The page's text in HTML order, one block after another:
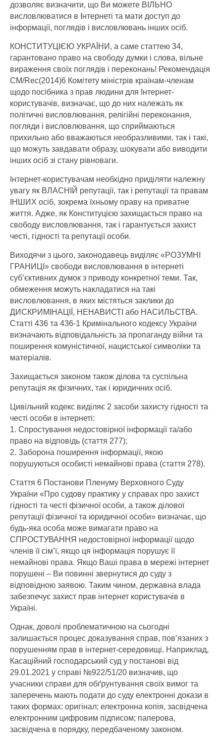
дозволяє визначити, що Ви можете ВІЛЬНО
висловлюватися в Інтернеті та мати доступ до
інформації, поглядів і висловлювань інших осіб.
КОНСТИТУЦІЄЮ УКРАЇНИ, а саме статтею 34,
гарантовано право на свободу думки і слова, вільне
вираження своїх поглядів і переконань! Рекомендація
СМ/Rec(2014)6 Комітету міністрів країнам-членам
щодо посібника з прав людини для Інтернет-
користувачів, визначає, що до них належать як
політичні висловлювання, релігійні переконання,
погляди і висловлювання, що сприймаються
прихильно або вважаються необразливими, так і такі,
що можуть завдавати образу, шокувати або виводити
інших осіб зі стану рівноваги.
Інтернет-користувачам необхідно приділяти належну
увагу як ВЛАСНІЙ репутації, так і репутації та правам
ІНШИХ осіб, зокрема їхньому праву на приватне
життя. Адже, як Конституцією захищається право на
свободу висловлювання, так і гарантується захист
честі, гідності та репутації особи.
Виходячи з цього, законодавець виділяє «РОЗУМНІ
ГРАНИЦІ» свободи висловлювання в інтернеті
суб’єктивних думок з приводу конкретної теми. Так,
обмеження можуть накладатися на такі
висловлювання, в яких містяться заклики до
ДИСКРИМІНАЦІЇ, НЕНАВИСТІ або НАСИЛЬСТВА.
Статті 436 та 436-1 Кримінального кодексу України
визначають відповідальність за пропаганду війни та
поширення комуністичної, нацистської символіки та
матеріалів.
Захищається законом також ділова та суспільна
репутація як фізичних, так і юридичних осіб.
Цивільний кодекс виділяє 2 засоби захисту гідності та
честі особи в інтернеті:
1. Спростування недостовірної інформації та/або
право на відповідь (стаття 277);
2. Заборона поширення інформації, якою
порушуються особисті немайнові права (стаття 278).
Стаття 6 Постанови Пленуму Верховного Суду
України «Про судову практику у справах про захист
гідності та честі фізичної особи, а також ділової
репутації фізичної та юридичної особи» визначає, що
будь-яка особа може вимагати право на
СПРОСТУВАННЯ недостовірної інформації щодо
членів її сім’ї, якщо ця інформація порушує її
немайнові права. Якщо Ваші права в мережі інтернет
порушені – Ви повинні звернутися до суду з
відповідною заявою. Таким чином, державна влада
забезпечує захист прав інтернет користувачів в
Україні.
Однак, доволі проблематичною на сьогодні
залишається процес доказування справ, пов’язаних з
порушенням прав в інтернет-середовищі. Наприклад,
Касаційний господарський суд у постанові від
29.01.2021 у справі №922/51/20 визначив, що
учасники справи для обґрунтування своїх вимог та
заперечень мають подати до суду електронні докази в
таких формах: оригінал; електронна копія, засвідчена
електронним цифровим підписом; паперова,
засвідчена в порядку, передбаченому законом.